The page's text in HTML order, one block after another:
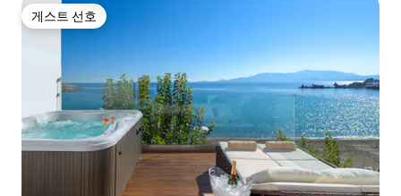
게스트 선호
게스트 선호